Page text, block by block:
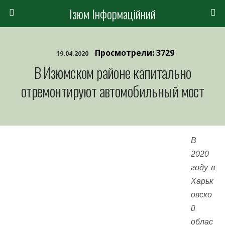
Ізюм Інформаційний
19.04.2020 Просмотрели: 3729
В Изюмском районе капитально
отремонтируют автомобильный мост
В
2020
году в
Харьк
овско
й
облас